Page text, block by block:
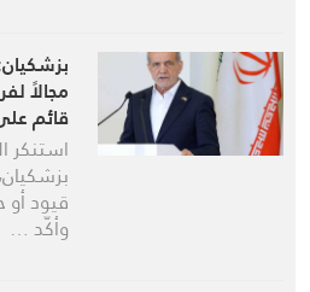
مجالاً
قائم
استنكر
قيود أو
وأكّد …